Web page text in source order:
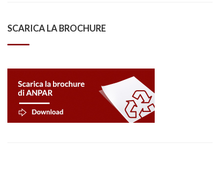
SCARICA LA BROCHURE